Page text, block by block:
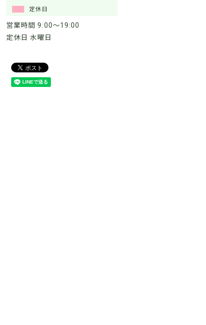
定休日
営業時間 9:00～19:00
定休日 水曜日